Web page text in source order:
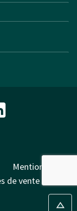
Mentions
de vente